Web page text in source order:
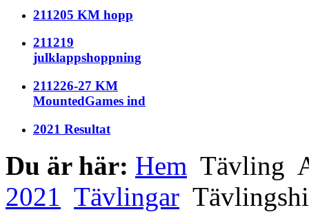
211205 KM hopp
211219
julklappshoppning
211226-27 KM
MountedGames ind
2021 Resultat
Du är här: Hem Tävling
2021
Tävlingar